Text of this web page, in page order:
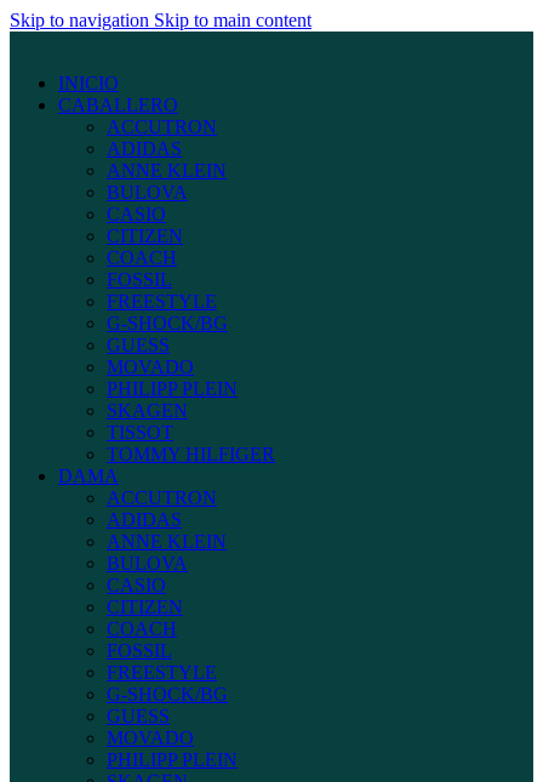
Skip to navigation Skip to main content
INICIO
CABALLERO
ACCUTRON
ADIDAS
ANNE KLEIN
BULOVA
CASIO
CITIZEN
COACH
FOSSIL
FREESTYLE
G-SHOCK/BG
GUESS
MOVADO
PHILIPP PLEIN
SKAGEN
TISSOT
TOMMY HILFIGER
DAMA
ACCUTRON
ADIDAS
ANNE KLEIN
BULOVA
CASIO
CITIZEN
COACH
FOSSIL
FREESTYLE
G-SHOCK/BG
GUESS
MOVADO
PHILIPP PLEIN